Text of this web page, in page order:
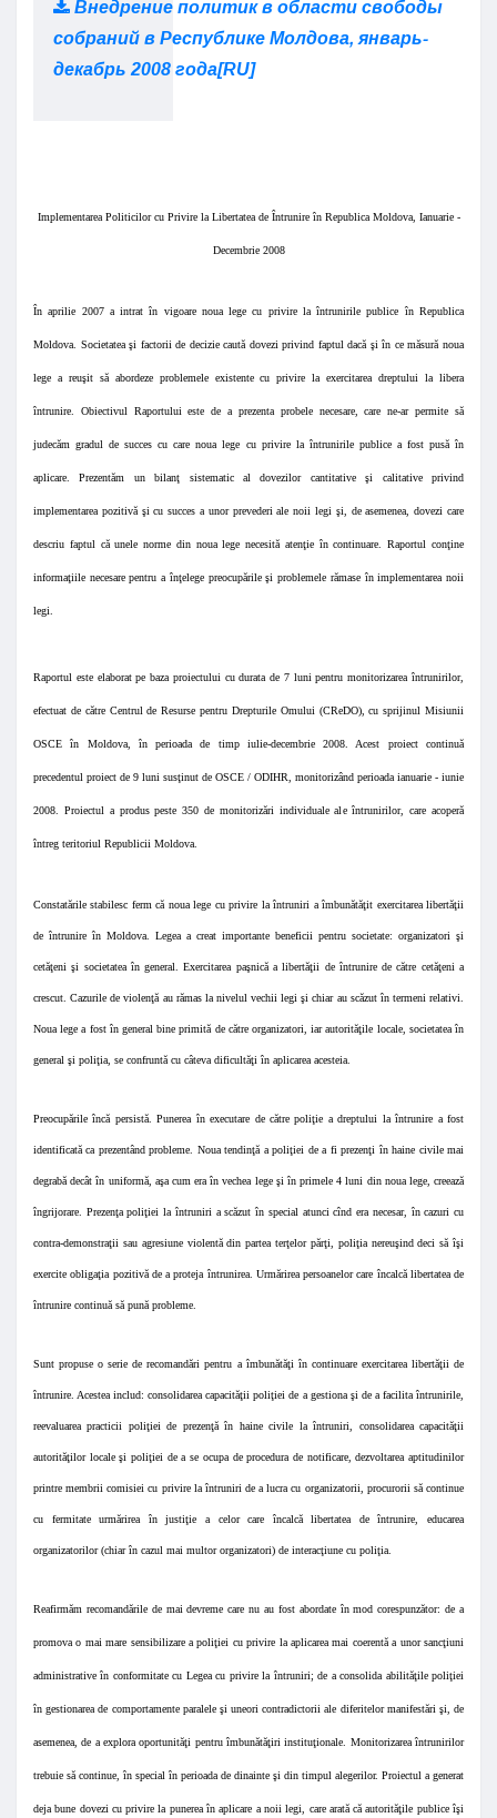
Внедрение политик в области свободы
собраний в Республике Молдова, январь-
декабрь 2008 года[RU]
Implementarea Politicilor cu Privire la Libertatea de Întrunire în Republica Moldova, Ianuarie -
Decembrie 2008
În aprilie 2007 a intrat în vigoare noua lege cu privire la întrunirile publice în Republica
Moldova. Societatea şi factorii de decizie caută dovezi privind faptul dacă şi în ce măsură noua
lege a reuşit să abordeze problemele existente cu privire la exercitarea dreptului la libera
întrunire. Obiectivul Raportului este de a prezenta probele necesare, care ne-ar permite să
judecăm gradul de succes cu care noua lege cu privire la întrunirile publice a fost pusă în
aplicare. Prezentăm un bilanţ sistematic al dovezilor cantitative şi calitative privind
implementarea pozitivă şi cu succes a unor prevederi ale noii legi şi, de asemenea, dovezi care
descriu faptul că unele norme din noua lege necesită atenţie în continuare. Raportul conţine
informaţiile necesare pentru a înţelege preocupările şi problemele rămase în implementarea noii
legi.
Raportul este elaborat pe baza proiectului cu durata de 7 luni pentru monitorizarea întrunirilor,
efectuat de către Centrul de Resurse pentru Drepturile Omului (CReDO), cu sprijinul Misiunii
OSCE în Moldova, în perioada de timp iulie-decembrie 2008. Acest proiect continuă
precedentul proiect de 9 luni susţinut de OSCE / ODIHR, monitorizând perioada ianuarie - iunie
2008 . Proiectul a produs peste 350 de monitorizări individuale ale întrunirilor, care acoperă
întreg teritoriul Republicii Moldova.
Constatările stabilesc ferm că noua lege cu privire la întruniri a îmbunătăţit exercitarea libertăţii
de întrunire în Moldova. Legea a creat importante beneficii pentru societate: organizatori şi
cetăţeni şi societatea în general. Exercitarea paşnică a libertăţii de întrunire de către cetăţeni a
crescut. Cazurile de violenţă au rămas la nivelul vechii legi şi chiar au scăzut în termeni relativi.
Noua lege a fost în general bine primită de către organizatori, iar autorităţile locale, societatea în
general şi poliţia, se confruntă cu câteva dificultăţi în aplicarea acesteia.
Preocupările încă persistă. Punerea în executare de către poliţie a dreptului la întrunire a fost
identificată ca prezentând probleme. Noua tendinţă a poliţiei de a fi prezenţi în haine civile mai
degrabă decât în uniformă, aşa cum era în vechea lege şi în primele 4 luni din noua lege, creează
îngrijorare. Prezenţa poliţiei la întruniri a scăzut în special atunci cînd era necesar, în cazuri cu
contra-demonstraţii sau agresiune violentă din partea terţelor părţi, poliţia nereuşind deci să îşi
exercite obligaţia pozitivă de a proteja întrunirea. Urmărirea persoanelor care încalcă libertatea de
întrunire continuă să pună probleme.
Sunt propuse o serie de recomandări pentru a îmbunătăţi în continuare exercitarea libertăţii de
întrunire. Acestea includ: consolidarea capacităţii poliţiei de a gestiona şi de a facilita întrunirile,
reevaluarea practicii poliţiei de prezenţă în haine civile la întruniri, consolidarea capacităţii
autorităţilor locale şi poliţiei de a se ocupa de procedura de notificare, dezvoltarea aptitudinilor
printre membrii comisiei cu privire la întruniri de a lucra cu organizatorii, procurorii să continue
cu fermitate urmărirea în justiţie a celor care încalcă libertatea de întrunire, educarea
organizatorilor (chiar în cazul mai multor organizatori) de interacţiune cu poliţia.
Reafirmăm recomandările de mai devreme care nu au fost abordate în mod corespunzător: de a
promova o mai mare sensibilizare a poliţiei cu privire la aplicarea mai coerentă a unor sancţiuni
administrative în conformitate cu Legea cu privire la întruniri; de a consolida abilităţile poliţiei
în gestionarea de comportamente paralele şi uneori contradictorii ale diferitelor manifestări şi, de
asemenea, de a explora oportunităţi pentru îmbunătăţiri instituţionale. Monitorizarea întrunirilor
trebuie să continue, în special în perioada de dinainte şi din timpul alegerilor. Proiectul a generat
deja bune dovezi cu privire la punerea în aplicare a noii legi, care arată că autorităţile publice îşi